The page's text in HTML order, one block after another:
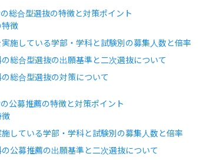
総合型選抜の特徴と対策ポイント
徴
施している学部・学科と試験別の募集人数と倍率
総合型選抜の出願基準と二次選抜について
総合型選抜の対策について
公募推薦の特徴と対策ポイント
している学部・学科と試験別の募集人数と倍率
公募推薦の出願基準と二次選抜について